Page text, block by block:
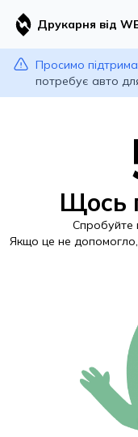
Друкарня від
Просимо
потребує авто
Щось
Спробуйте
Якщо це не